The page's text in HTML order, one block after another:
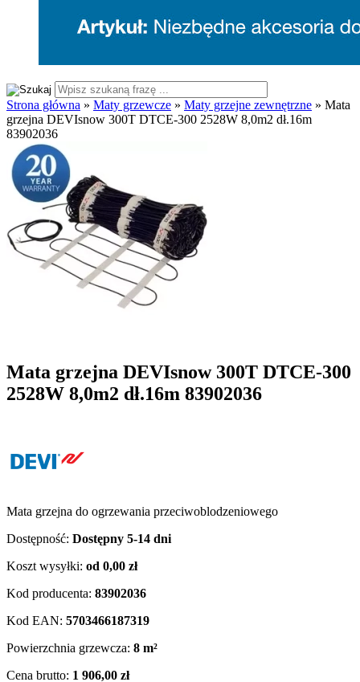
Strona główna » Maty grzewcze » Maty grzejne zewnętrzne » Mata
grzejna DEVIsnow 300T DTCE-300 2528W 8,0m2 dł.16m
83902036
Mata grzejna DEVIsnow 300T DTCE-300
2528W 8,0m2 dł.16m 83902036
Mata grzejna do ogrzewania przeciwoblodzeniowego
Dostępność: Dostępny 5-14 dni
Koszt wysyłki: od 0,00 zł
Kod producenta: 83902036
Kod EAN: 5703466187319
Powierzchnia grzewcza: 8 m²
Cena brutto: 1 906,00 zł